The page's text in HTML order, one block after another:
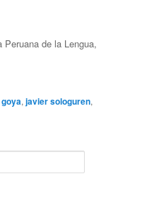
Peruana de la Lengua,
goya,javier sologuren,